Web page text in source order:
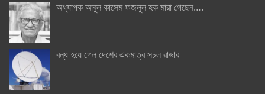
অধ্যাপক আবুল কাসেম ফজলুল হক মারা গেছেন….
বন্ধ হয়ে গেল দেশের একমাত্র সচল রাডার